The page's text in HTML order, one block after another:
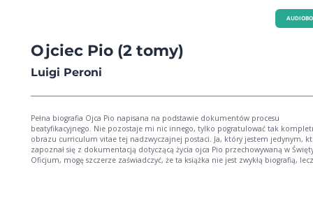
Ojciec Pio (2 tomy)
Luigi Peroni
Pełna biografia Ojca Pio napisana na podstawie dokumentów procesu
beatyfikacyjnego. Nie pozostaje mi nic innego, tylko pogratulować tak
obrazu curriculum vitae tej nadzwyczajnej postaci. Ja, który jestem jedynym,
zapoznał się z dokumentacją dotyczącą życia ojca Pio przechowywaną w
Oficjum, mogę szczerze zaświadczyć, że ta książka nie jest zwykłą biografią, lecz